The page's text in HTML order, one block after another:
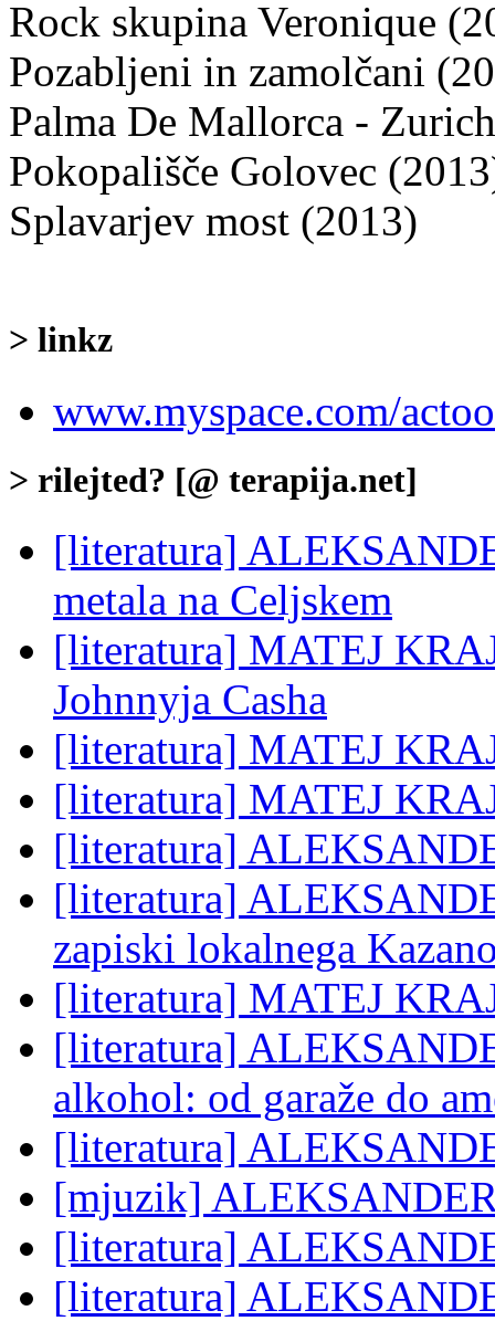
Rock skupina Veronique
Pozabljeni in zamolčani
Palma De Mallorca -
Pokopališče Golovec
Splavarjev most (2013)
> linkz
www.myspace.com/
> rilejted? [@ terapija.net]
[literatura]
metala na Celjskem
[literatura] MATEJ
Johnnyja Casha
[literatura] MATEJ
[literatura] MATEJ
[literatura]
[literatura]
zapiski lokalnega
[literatura] MATEJ
[literatura]
alkohol: od garaže do
[literatura]
[mjuzik]
[literatura]
[literatura]